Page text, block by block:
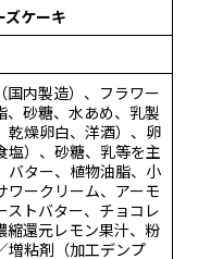
ズケーキ
国内製造）、フラワー
、砂糖、水あめ、乳製
乾燥卵白、洋酒）、卵
塩）、砂糖、乳等を主
バター、植物油脂、小
ワークリーム、アーモ
ストバター、チョコレ
縮還元レモン果汁、粉
増粘剤（加工デンプ